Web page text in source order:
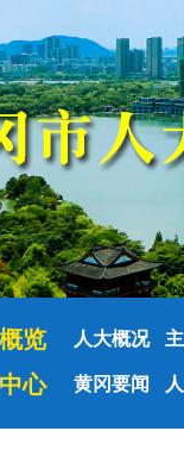
览 人大概况
心 黄冈要闻